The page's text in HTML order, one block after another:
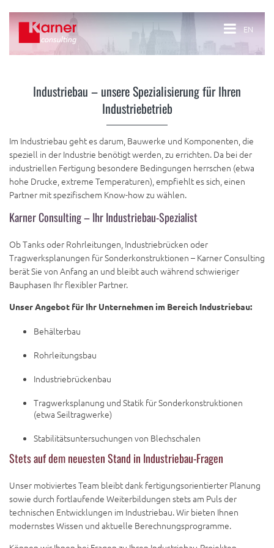
EN
Industriebau – unsere Spezialisierung für Ihren
Industriebetrieb
Im Industriebau geht es darum, Bauwerke und Komponenten, die
speziell in der Industrie benötigt werden, zu errichten. Da bei der
industriellen Fertigung besondere Bedingungen herrschen (etwa
hohe Drucke, extreme Temperaturen), empfiehlt es sich, einen
Partner mit spezifischem Know-how zu wählen.
Karner Consulting – Ihr Industriebau-Spezialist
Ob Tanks oder Rohrleitungen, Industriebrücken oder
Tragwerksplanungen für Sonderkonstruktionen – Karner Consulting
berät Sie von Anfang an und bleibt auch während schwieriger
Bauphasen Ihr flexibler Partner.
Unser Angebot für Ihr Unternehmen im Bereich Industriebau:
Behälterbau
Rohrleitungsbau
Industriebrückenbau
Tragwerksplanung und Statik für Sonderkonstruktionen
(etwa Seiltragwerke)
Stabilitätsuntersuchungen von Blechschalen
Stets auf dem neuesten Stand in Industriebau-Fragen
Unser motiviertes Team bleibt dank fertigungsorientierter Planung
sowie durch fortlaufende Weiterbildungen stets am Puls der
technischen Entwicklungen im Industriebau. Wir bieten Ihnen
modernstes Wissen und aktuelle Berechnungsprogramme.